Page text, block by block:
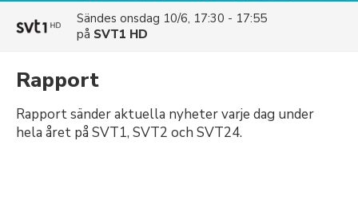
Sändes onsdag 10/6, 17:30 - 17:55
på SVT1 HD
Rapport
Rapport sänder aktuella nyheter varje dag under
hela året på SVT1, SVT2 och SVT24.